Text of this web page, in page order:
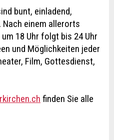
bunt, einladend,
einem allerorts
18 Uhr folgt bis 24 Uhr
und Möglichkeiten jeder
Film, Gottesdienst,
finden Sie alle